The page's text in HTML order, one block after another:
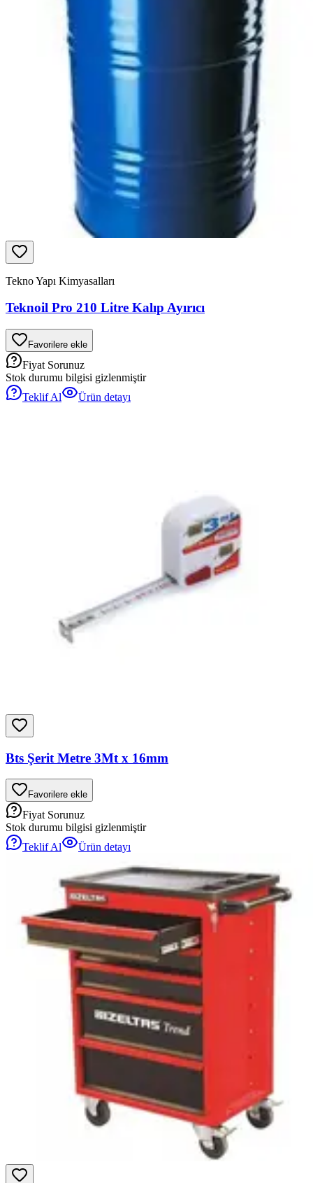
Tekno Yapı Kimyasalları
Teknoil Pro 210 Litre Kalıp Ayırıcı
Favorilere ekle
Fiyat Sorunuz
Stok durumu bilgisi gizlenmiştir
Teklif Al
Ürün detayı
Bts Şerit Metre 3Mt x 16mm
Favorilere ekle
Fiyat Sorunuz
Stok durumu bilgisi gizlenmiştir
Teklif Al
Ürün detayı